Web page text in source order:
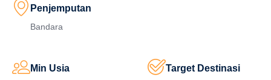
Penjemputan
Bandara
Min Usia Target Destinasi